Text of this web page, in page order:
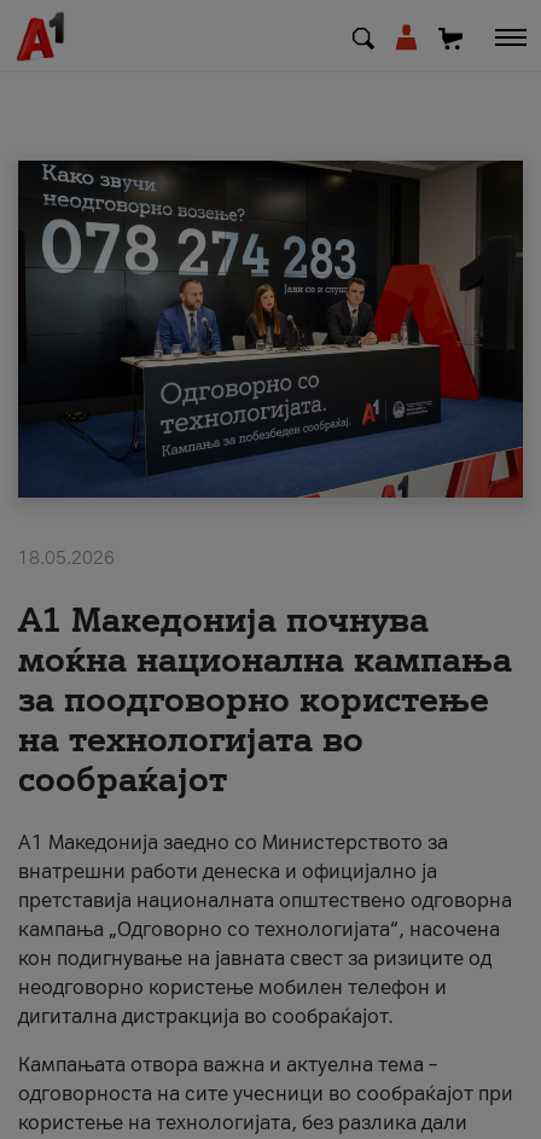
МК EN SQ
Деловни
Поддршка
Надополни кредит
#ПодобарОнлајн
18.05.2026
A1 Македонија почнува
моќна национална кампања
за поодговорно користење
на технологијата во
сообраќајот
A1 Македонија заедно со Министерството за
внатрешни работи денеска и официјално ја
претставија националната општествено одговорна
кампања „Одговорно со технологијата“, насочена
кон подигнување на јавната свест за ризиците од
неодговорно користење мобилен телефон и
дигитална дистракција во сообраќајот.
Кампањата отвора важна и актуелна тема –
одговорноста на сите учесници во сообраќајот при
користење на технологијата, без разлика дали